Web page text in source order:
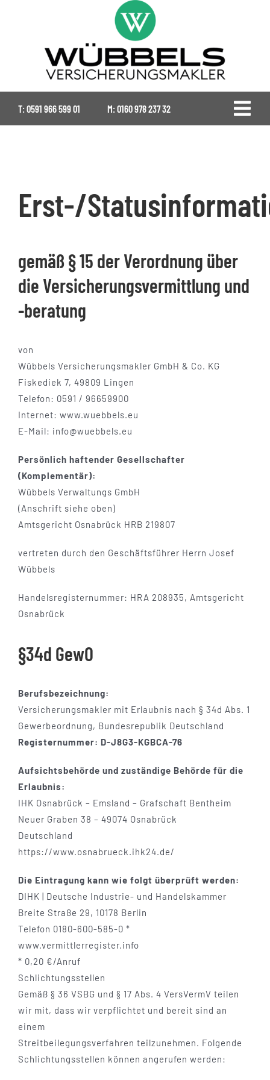
T: 0591 966 599 01 M:0160 978 237 32
Ansprechpartner
Kundenstimmen
Kontakt
Erst-/
gemäß § 15 der Verordnung über
die Versicherungsvermittlung und
-beratung
von
Wübbels Versicherungsmakler GmbH & Co. KG
Fiskediek 7, 49809 Lingen
Telefon: 0591 / 96659900
Internet: www.wuebbels.eu
E-Mail: info@wuebbels.eu
Persönlich haftender Gesellschafter
(Komplementär):
Wübbels Verwaltungs GmbH
(Anschrift siehe oben)
Amtsgericht Osnabrück HRB 219807
vertreten durch den Geschäftsführer Herrn Josef
Wübbels
Handelsregisternummer: HRA 208935, Amtsgericht
Osnabrück
§34d GewO
Berufsbezeichnung:
Versicherungsmakler mit Erlaubnis nach § 34d Abs. 1
Gewerbeordnung, Bundesrepublik Deutschland
Registernummer: D-J8G3-KGBCA-76
Aufsichtsbehörde und zuständige Behörde für die
Erlaubnis:
IHK Osnabrück – Emsland – Grafschaft Bentheim
Neuer Graben 38 – 49074 Osnabrück
Deutschland
https://www.osnabrueck.ihk24.de/
Die Eintragung kann wie folgt überprüft werden:
DIHK | Deutsche Industrie- und Handelskammer
Breite Straße 29, 10178 Berlin
Telefon 0180-600-585-0 *
www.vermittlerregister.info
* 0,20 €/Anruf
Schlichtungsstellen
Gemäß § 36 VSBG und § 17 Abs. 4 VersVermV teilen
wir mit, dass wir verpflichtet und bereit sind an
einem
Streitbeilegungsverfahren teilzunehmen. Folgende
Schlichtungsstellen können angerufen werden: